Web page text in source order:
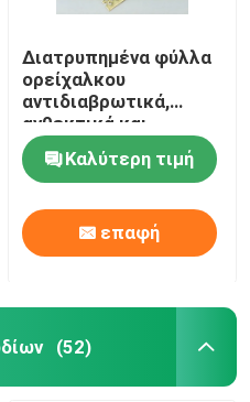
Διατρυπημένα φύλλα
ορείχαλκου
αντιδιαβρωτικά,
ανθεκτικά και
αισθητικά για την
αρχιτεκτονική και τη
διακόσμηση
Καλύτερη τιμή
επαφή
(52)